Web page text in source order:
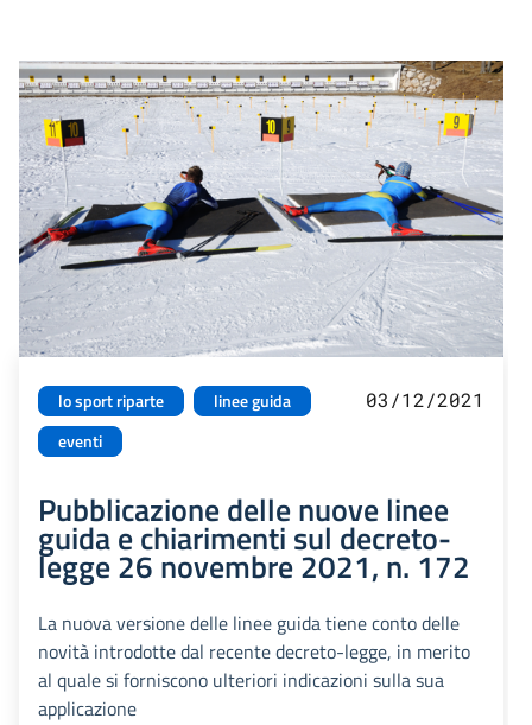
lo sport riparte
linee guida
eventi
03/12/2021
Pubblicazione delle nuove linee
guida e chiarimenti sul decreto-
legge 26 novembre 2021, n. 172
La nuova versione delle linee guida tiene conto delle
novità introdotte dal recente decreto-legge, in merito
al quale si forniscono ulteriori indicazioni sulla sua
applicazione